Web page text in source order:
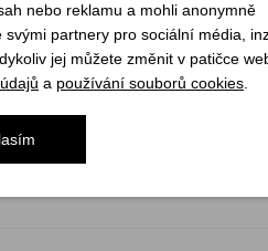
také oblíbeným motivem, který
nebo reklamu a mohli anonymně
partnery pro sociální média,
jej můžete změnit v patičce
a používání souborů cookies